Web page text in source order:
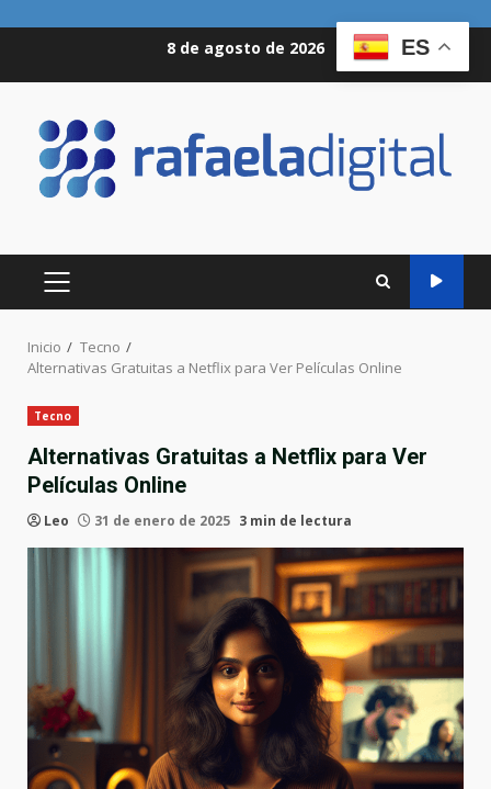
8 de agosto de 2026
MENÚ
PRINCIPAL
Inicio
Tecno
Alternativas Gratuitas a Netflix para Ver Películas Online
Tecno
Alternativas Gratuitas a Netflix para Ver
Películas Online
Leo 31 de enero de 2025 3 min de lectura
ES